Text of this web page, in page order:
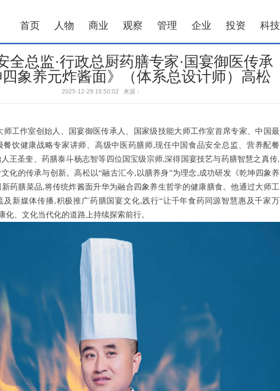
首页 人物 商业 观察 管理 企业 投资 科技
全总监·行政总厨药膳专家·国宴御医传承
四象养元炸酱面》（体系总设计师）高松
2025-12-29 16:50:02 来源：
师工作室创始人、国宴御医传承人、国家级技能大师工作室首席专家、中国最
餐饮健康战略专家讲师、高级中医药膳师,现任中国食品安全总监、营养配餐
王圣奎、药膳泰斗杨志智等四位国宝级宗师,深得国宴技艺与药膳智慧之真传,
化的传承与创新。高松以“融古汇今,以膳养身”为理念,成功研发《乾坤四象养
药膳菜品,将传统炸酱面升华为融合四象养生哲学的健康膳食。他通过大师工
及新媒体传播,积极推广药膳国宴文化,践行“让千年食药同源智慧惠及千家万
化、文化当代化的道路上持续探索前行。